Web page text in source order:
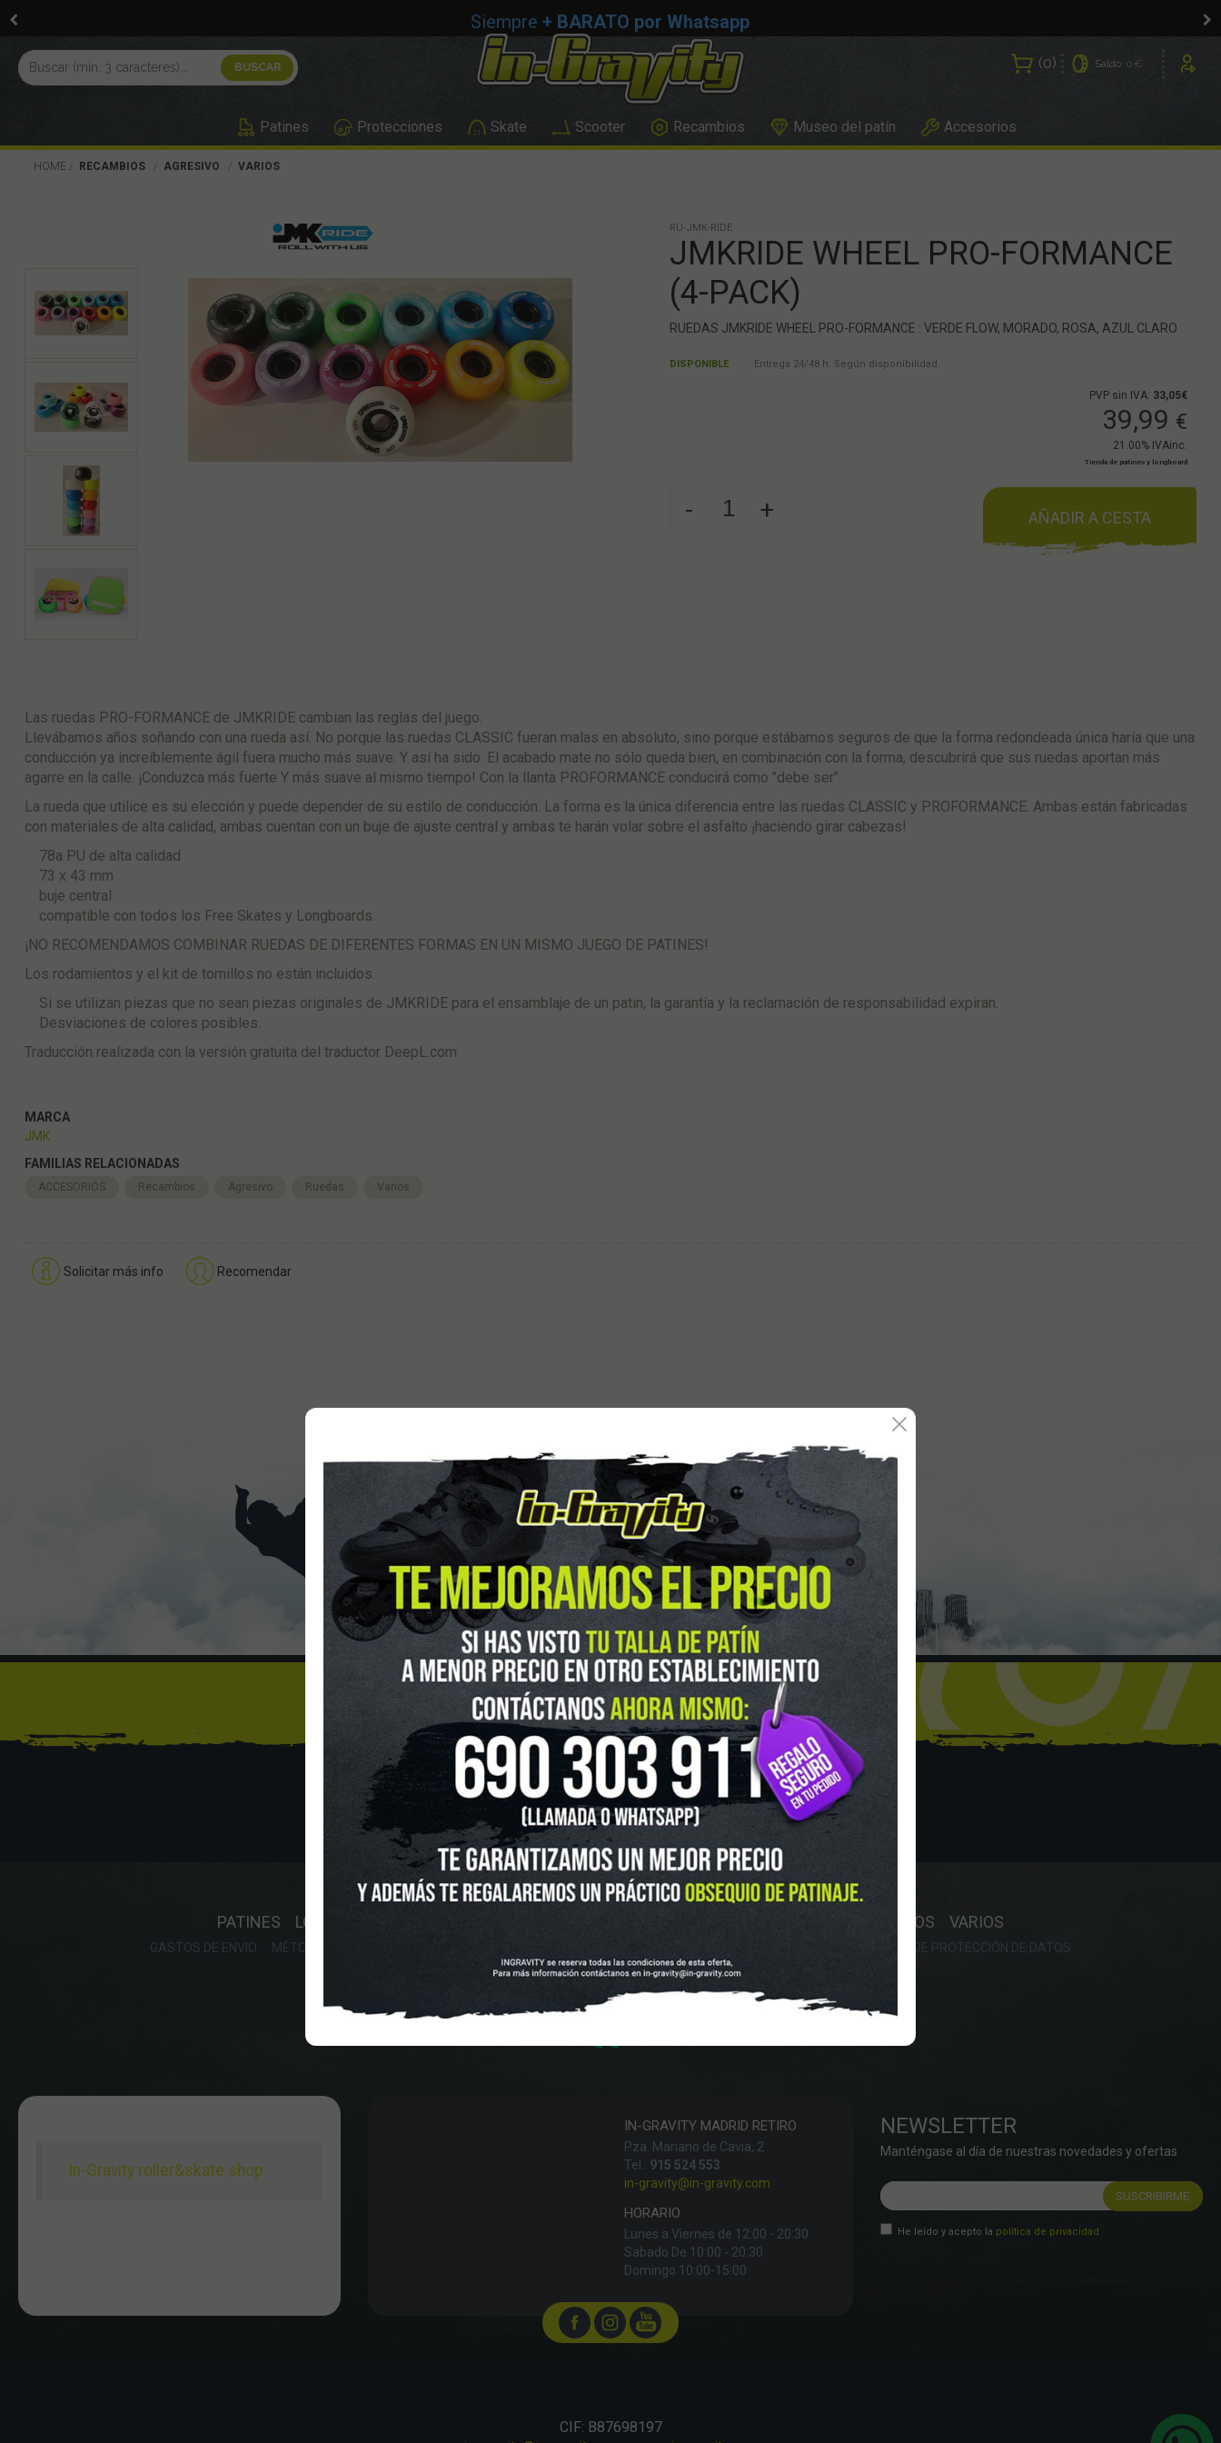
Siempre + BARATO por Whatsapp
0 Saldo: 0 €
Patines Protecciones Skate Scooter Recambios Museo del patín Accesorios
HOME RECAMBIOS AGRESIVO VARIOS
RU-JMK-RIDE
JMKRIDE WHEEL PRO-FORMANCE
(4-PACK)
RUEDAS JMKRIDE WHEEL PRO-FORMANCE : VERDE FLOW, MORADO, ROSA, AZUL CLARO
DISPONIBLE Entrega 24/48 h. Según disponibilidad.
PVP sin IVA: 33,05€
39,99 €
21.00% IVAinc.
Tienda de patines y longboard
- + AÑADIR A CESTA
Las ruedas PRO-FORMANCE de JMKRIDE cambian las reglas del juego.
Llevábamos años soñando con una rueda así. No porque las ruedas CLASSIC fueran malas en absoluto, sino porque estábamos seguros de que la forma redondeada única haría que una
conducción ya increíblemente ágil fuera mucho más suave. Y así ha sido. El acabado mate no sólo queda bien, en combinación con la forma, descubrirá que sus ruedas aportan más
agarre en la calle. ¡Conduzca más fuerte Y más suave al mismo tiempo! Con la llanta PROFORMANCE conducirá como "debe ser".
La rueda que utilice es su elección y puede depender de su estilo de conducción. La forma es la única diferencia entre las ruedas CLASSIC y PROFORMANCE. Ambas están fabricadas
con materiales de alta calidad, ambas cuentan con un buje de ajuste central y ambas te harán volar sobre el asfalto ¡haciendo girar cabezas!
78a PU de alta calidad
73 x 43 mm
buje central
compatible con todos los Free Skates y Longboards.
¡NO RECOMENDAMOS COMBINAR RUEDAS DE DIFERENTES FORMAS EN UN MISMO JUEGO DE PATINES!
Los rodamientos y el kit de tornillos no están incluidos.
Si se utilizan piezas que no sean piezas originales de JMKRIDE para el ensamblaje de un patin, la garantía y la reclamación de responsabilidad expiran.
Desviaciones de colores posibles.
Traducción realizada con la versión gratuita del traductor DeepL.com
MARCA
JMK
FAMILIAS RELACIONADAS
ACCESORIOS Recambios Agresivo Ruedas Varios
Solicitar más info Recomendar
Síguenos en Instagram@ingravityshop
INICIO OUTLET NOVEDADES CLUBS Y ASOCIACIONES SITUACIÓN Y HORARIO
PATINES LONGBOARD RECAMBIOS VARIOS
GASTOS DE ENVIO MÉTODOS DE PAGO, DEVOLUCIONES Y DATOS DE INTERÉS POLÍTICA DE PROTECCIÓN DE DATOS
FINANCIA CON:
In-Gravity roller&skate shop
IN-GRAVITY MADRID RETIRO
Pza. Mariano de Cavia, 2
Tel.: 915 524 553
in-gravity@in-gravity.com
HORARIO
Lunes a Viernes de 12:00 - 20:30
Sabado De 10:00 - 20:30
Domingo 10:00-15:00
NEWSLETTER
Manténgase al día de nuestras novedades y ofertas
He leído y acepto la política de privacidad
CIF: B87698197